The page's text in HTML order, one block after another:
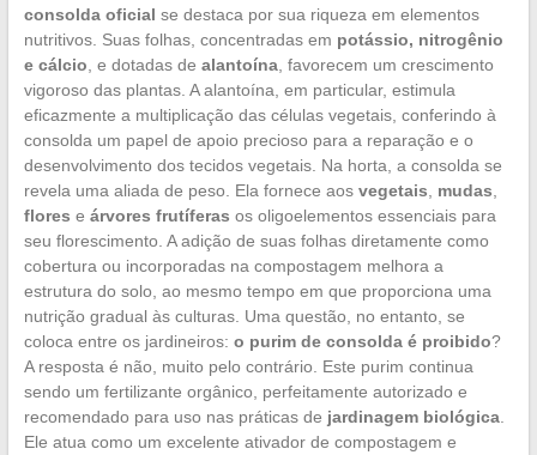
consolda oficial se destaca por sua riqueza em elementos
nutritivos. Suas folhas, concentradas em potássio, nitrogênio
e cálcio , e dotadas de alantoína, favorecem um crescimento
vigoroso das plantas. A alantoína, em particular, estimula
eficazmente a multiplicação das células vegetais, conferindo à
consolda um papel de apoio precioso para a reparação e o
desenvolvimento dos tecidos vegetais. Na horta, a consolda se
revela uma aliada de peso. Ela fornece aos vegetais mudas
flores e árvores frutíferas os oligoelementos essenciais para
seu florescimento. A adição de suas folhas diretamente como
cobertura ou incorporadas na compostagem melhora a
estrutura do solo, ao mesmo tempo em que proporciona uma
nutrição gradual às culturas. Uma questão, no entanto, se
coloca entre os jardineiros: o purim de consolda é proibido?
A resposta é não, muito pelo contrário. Este purim continua
sendo um fertilizante orgânico, perfeitamente autorizado e
recomendado para uso nas práticas de jardinagem biológica.
Ele atua como um excelente ativador de compostagem e